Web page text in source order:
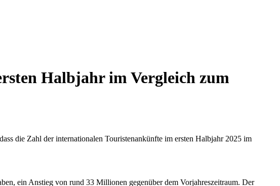
Halbjahr im Vergleich zum
die Zahl der internationalen Touristenankünfte im ersten Halbjahr 2025 im
ein Anstieg von rund 33 Millionen gegenüber dem Vorjahreszeitraum. Der